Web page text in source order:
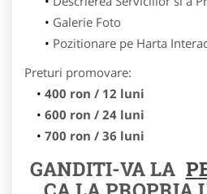
Galerie Foto
Pozitionare pe Harta
Preturi promovare:
400 ron / 12 luni
600 ron / 24 luni
700 ron / 36 luni
GANDITI-VA LA